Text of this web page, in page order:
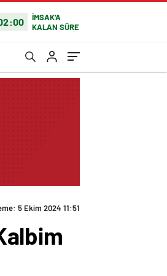
İMSAK'A
KALAN SÜRE
5 Ekim 2024 11:51